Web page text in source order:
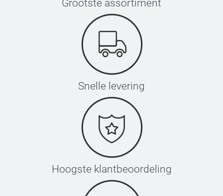
Grootste assortiment
Snelle levering
Hoogste klantbeoordeling